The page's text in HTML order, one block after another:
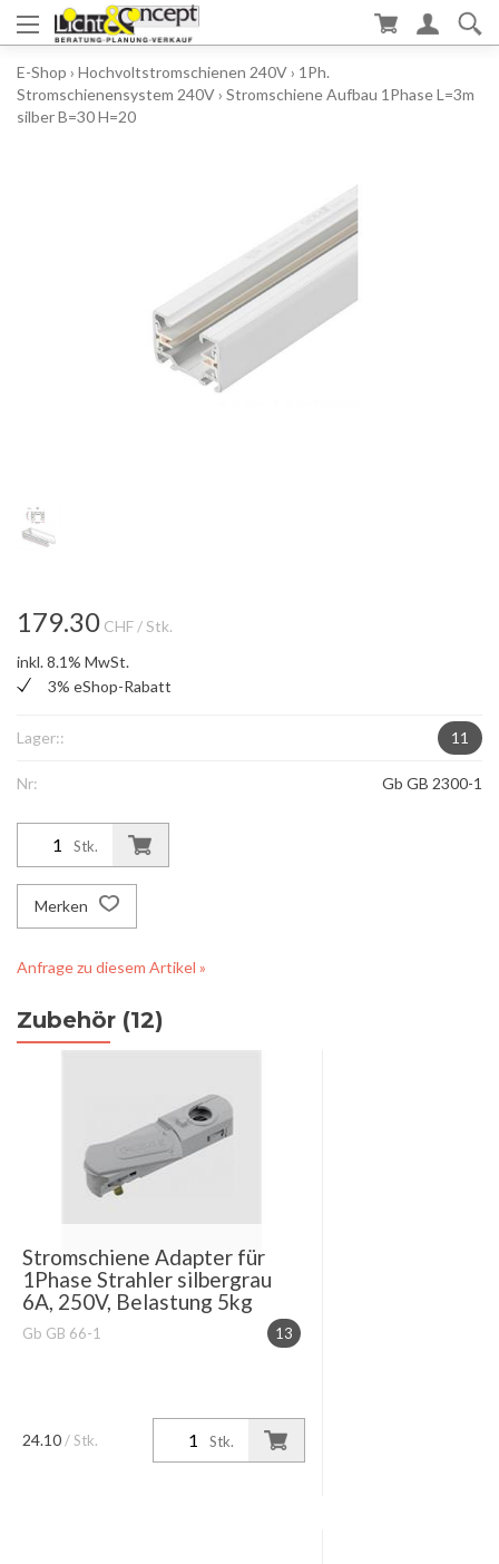
E-Shop › Hochvoltstromschienen 240V› 1Ph.
Stromschienensystem 240V› Stromschiene Aufbau 1Phase L=3m
silber B=30 H=20
179.30 CHF / Stk.
inkl. 8.1% MwSt.
3% eShop-Rabatt
Lager:: 11
Nr: Gb GB 2300-1
Stk.
Merken
Anfrage zu diesem Artikel »
Zubehör (12)
Stromschiene Adapter für
1Phase Strahler silbergrau
6A, 250V, Belastung 5kg
13
Gb GB 66-1
Stk.
24.10/ Stk.